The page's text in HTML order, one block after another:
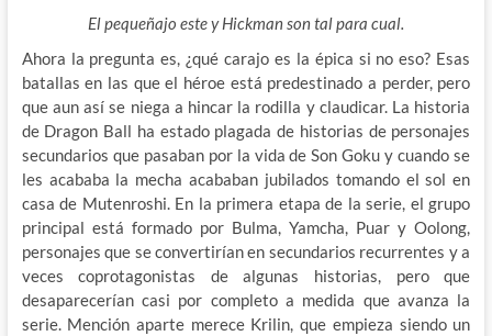
El pequeñajo este y Hickman son tal para cual.
Ahora la pregunta es, ¿qué carajo es la épica si no eso? Esas
batallas en las que el héroe está predestinado a perder, pero
que aun así se niega a hincar la rodilla y claudicar. La historia
de Dragon Ball ha estado plagada de historias de personajes
secundarios que pasaban por la vida de Son Goku y cuando se
les acababa la mecha acababan jubilados tomando el sol en
casa de Mutenroshi. En la primera etapa de la serie, el grupo
principal está formado por Bulma, Yamcha, Puar y Oolong,
personajes que se convertirían en secundarios recurrentes y a
veces coprotagonistas de algunas historias, pero que
desaparecerían casi por completo a medida que avanza la
serie. Mención aparte merece Krilin, que empieza siendo un